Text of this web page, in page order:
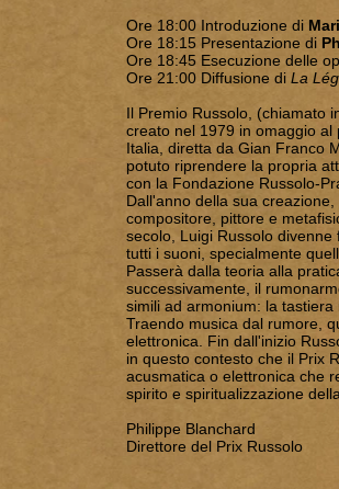
Ore 18:00 Introduzione di
Ore 18:15 Presentazione di
Ore 18:45 Esecuzione delle
Ore 21:00 Diffusione di La
Il Premio Russolo, (chiamato
creato nel 1979 in omaggio al
Italia, diretta da Gian Franco
potuto riprendere la propria
con la Fondazione Russolo-
Dall'anno della sua
compositore, pittore e
secolo, Luigi Russolo
tutti i suoni, specialmente
Passerà dalla teoria alla
successivamente, il
simili ad armonium: la tastiera
Traendo musica dal rumore,
elettronica. Fin dall'inizio
in questo contesto che il Prix
acusmatica o elettronica che
spirito e spiritualizzazione
Philippe Blanchard
Direttore del Prix Russolo